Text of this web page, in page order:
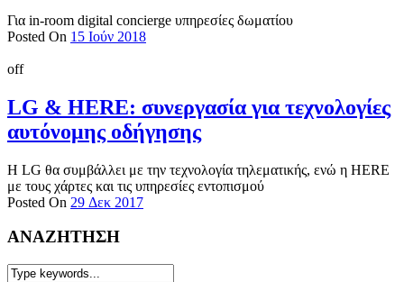
Για in-room digital concierge υπηρεσίες δωματίου
Posted On 15 Ιούν 2018
off
LG & HERE: συνεργασία για τεχνολογίες
αυτόνομης οδήγησης
Η LG θα συμβάλλει με την τεχνολογία τηλεματικής, ενώ η HERE
με τους χάρτες και τις υπηρεσίες εντοπισμού
Posted On 29 Δεκ 2017
ΑΝΑΖΗΤΗΣΗ